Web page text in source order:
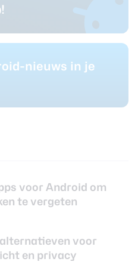
nieuws in je
voor Android om
te vergeten
voor
en privacy